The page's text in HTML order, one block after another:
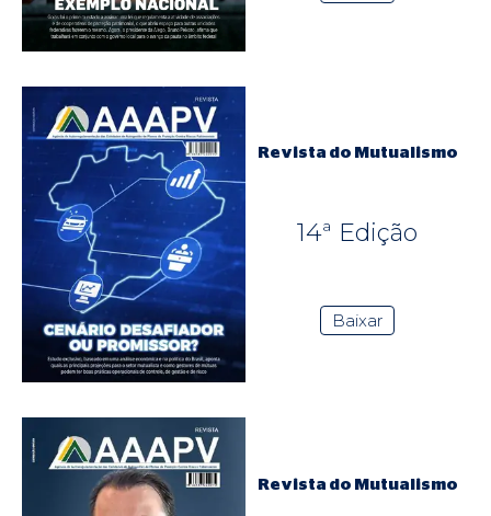
Revista do Mutualismo
14ª Edição
Baixar
Revista do Mutualismo